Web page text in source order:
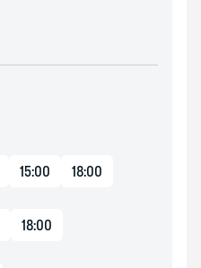
15:00 18:00
18:00